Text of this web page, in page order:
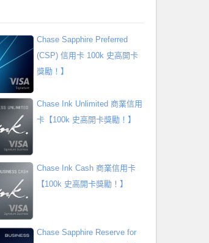
Chase Sapphire Preferred
(CSP) 信用卡 100k 史高開卡
獎勵！】
Chase Ink Unlimited 商業信用
卡【100k 史高開卡獎勵！】
Chase Ink Cash 商業信用卡
【100k 史高開卡獎勵！】
Chase Sapphire Reserve for